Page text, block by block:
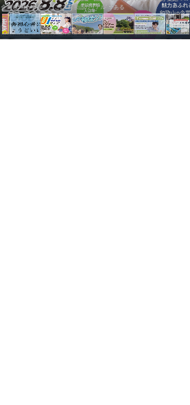
企業も5社が参加、ここに“和歌山のリアル”がある